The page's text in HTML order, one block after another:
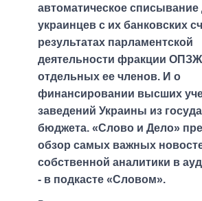
автоматическое списывание
украинцев с их банковских
результатах парламентской
деятельности фракции
отдельных ее членов. И о
финансировании высших
заведений Украины из
бюджета. «Слово и Дело»
обзор самых важных
собственной аналитики в
- в подкасте «Словом».